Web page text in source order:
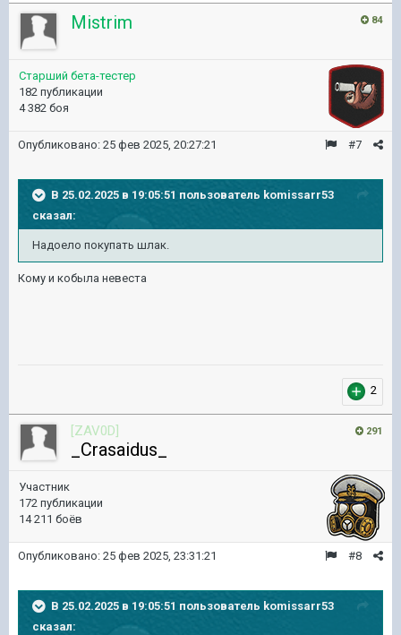
84
Mistrim
Старший бета-тестер
182 публикации
4 382 боя
#7
Опубликовано: 25 фев 2025, 20:27:21
В 25.02.2025 в 19:05:51 пользователь komissarr53
сказал:
Надоело покупать шлак.
Кому и кобыла невеста
2
291
[ZAV0D]
_Crasaidus_
Участник
172 публикации
14 211 боёв
#8
Опубликовано: 25 фев 2025, 23:31:21
В 25.02.2025 в 19:05:51 пользователь komissarr53
сказал: